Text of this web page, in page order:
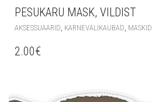
PESUKARU MASK, VILDIST
AKSESSUAARID KARNEVALIKAUBAD MASKID
2.00€